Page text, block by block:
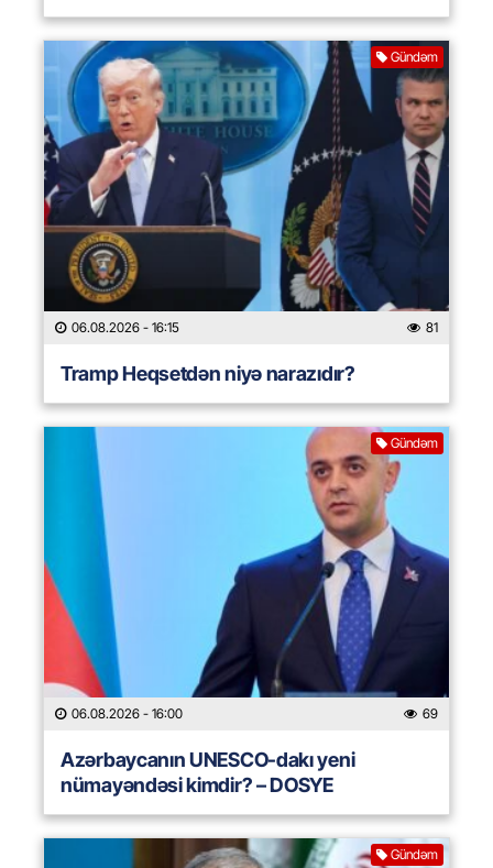
Gündəm
06.08.2026 - 16:15 81
Tramp Heqsetdən niyə narazıdır?
Gündəm
06.08.2026 - 16:00 69
Azərbaycanın UNESCO-dakı yeni
nümayəndəsi kimdir? – DOSYE
Gündəm